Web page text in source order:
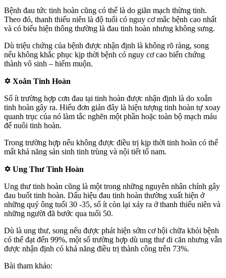
Bệnh đau tức tinh hoàn cũng có thể là do giãn mạch thừng tinh.
Theo đó, thanh thiếu niên là độ tuổi có nguy cơ mắc bệnh cao nhất
và có biểu hiện thông thường là đau tinh hoàn nhưng không sưng.
Dù triệu chứng của bệnh được nhận định là không rõ ràng, song
nếu không khắc phục kịp thời bệnh có nguy cơ cao biến chứng
thành vô sinh – hiếm muộn.
✡​ Xoắn Tinh Hoàn
Số ít trường hợp cơn đau tại tinh hoàn được nhận định là do xoắn
tinh hoàn gây ra. Hiểu đơn giản đây là hiện tượng tinh hoàn tự xoay
quanh trục của nó làm tắc nghẽn một phần hoặc toàn bộ mạch máu
để nuôi tinh hoàn.
Trong trường hợp nếu không được điều trị kịp thời tinh hoàn có thể
mất khả năng sản sinh tinh trùng và nội tiết tố nam.
✡​ Ung Thư Tinh Hoàn
Ung thư tinh hoàn cũng là một trong những nguyên nhân chính gây
đau buốt tinh hoàn. Dấu hiệu đau tinh hoàn thường xuất hiện ở
những quý ông tuổi 30 -35, số ít còn lại xảy ra ở thanh thiếu niên và
những người đã bước qua tuổi 50.
Dù là ung thư, song nếu được phát hiện sớm cơ hội chữa khỏi bệnh
có thể đạt đến 99%, một số trường hợp dù ung thư di căn nhưng vẫn
được nhận định có khả năng điều trị thành công trên 73%.
Bài tham khảo: